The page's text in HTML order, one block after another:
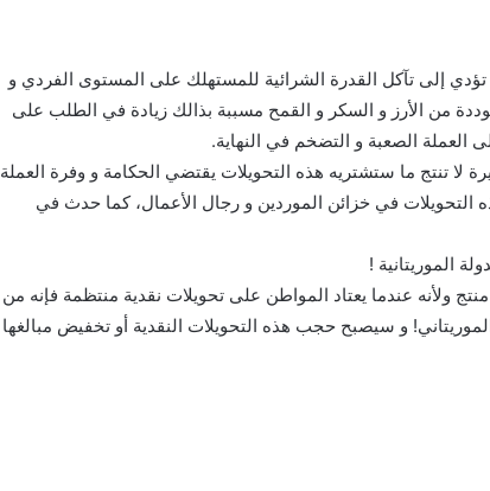
تؤدي إلى تآكل القدرة الشرائية للمستهلك على المستوى الفردي و
من الأرز و السكر و القمح مسببة بذالك زيادة في الطلب على
العملة الصعبة و التضخم في النهاية.
لا تنتج ما ستشتريه هذه التحويلات يقتضي الحكامة و وفرة العملة
في خزائن الموردين و رجال الأعمال، كما حدث في
الموريتانية !
ولأنه عندما يعتاد المواطن على تحويلات نقدية منتظمة فإنه من
و سيصبح حجب هذه التحويلات النقدية أو تخفيض مبالغها